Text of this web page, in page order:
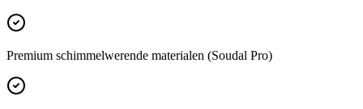
Premium schimmelwerende materialen (Soudal Pro)